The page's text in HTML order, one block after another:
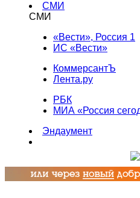
СМИ
СМИ
«Вести», Россия 1
ИС «Вести»
КоммерсантЪ
Лента.ру
РБК
МИА «Россия
Эндаумент